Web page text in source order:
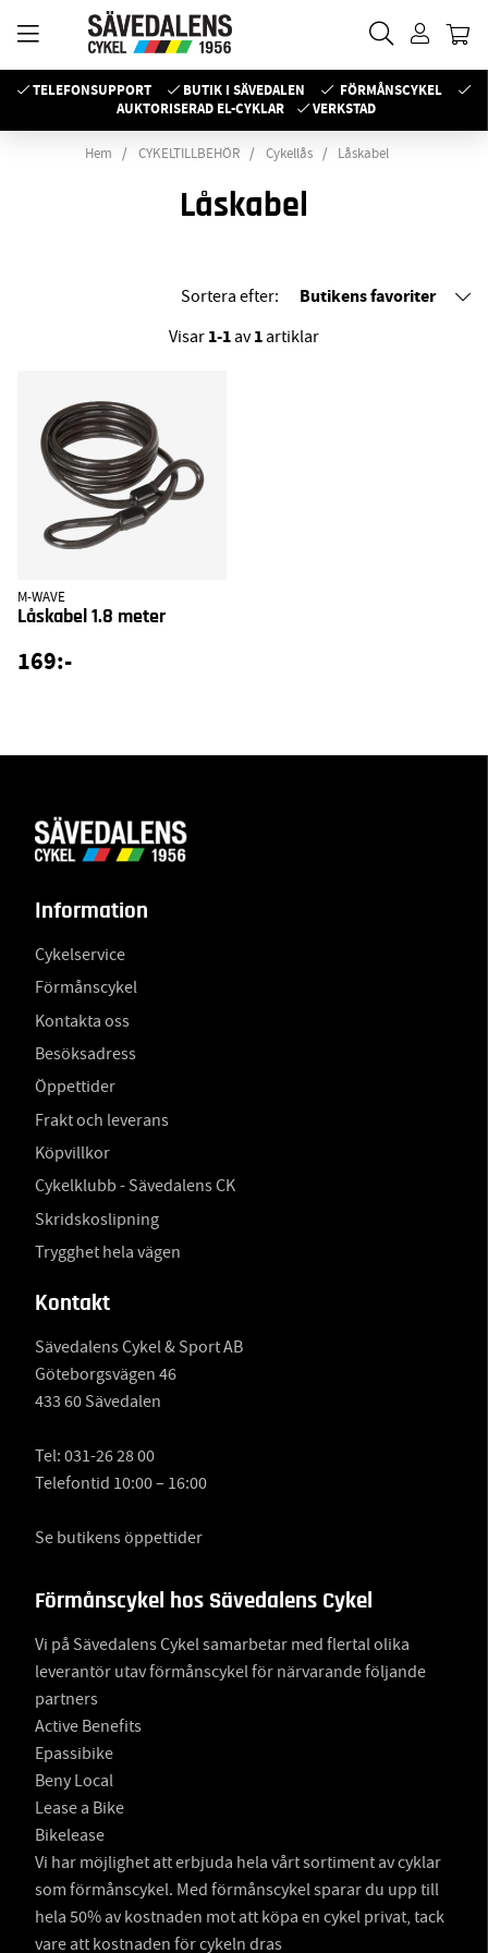
TELEFONSUPPORT BUTIK I SÄVEDALEN
FÖRMÅNSCYKEL
AUKTORISERAD EL-CYKLAR
VERKSTAD
Hem CYKELTILLBEHÖR Cykellås Låskabel
Låskabel
Sortera efter: Butikens favoriter
Visar 1-1av1artiklar
M-WAVE
Låskabel 1.8 meter
169:-
Information
Cykelservice
Förmånscykel
Kontakta oss
Besöksadress
Öppettider
Frakt och leverans
Köpvillkor
Cykelklubb - Sävedalens CK
Skridskoslipning
Trygghet hela vägen
Kontakt
Sävedalens Cykel & Sport AB
Göteborgsvägen 46
433 60 Sävedalen
Tel: 031-26 28 00
Telefontid 10:00 – 16:00
Se butikens öppettider
Förmånscykel hos Sävedalens Cykel
Vi på Sävedalens Cykel samarbetar med flertal olika
leverantör utav förmånscykel för närvarande följande
partners
Active Benefits
Epassibike
Beny Local
Lease a Bike
Bikelease
Vi har möjlighet att erbjuda hela vårt sortiment av cyklar
som förmånscykel. Med förmånscykel sparar du upp till
hela 50% av kostnaden mot att köpa en cykel privat, tack
vare att kostnaden för cykeln dras